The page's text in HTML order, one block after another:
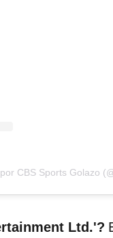
CBS Sports Golazo
Ltd.'?